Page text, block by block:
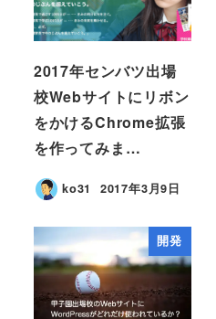
2017年センバツ出場
校Webサイトにリボン
をかけるChrome拡張
を作ってみま…
ko31 2017年3月9日
開発